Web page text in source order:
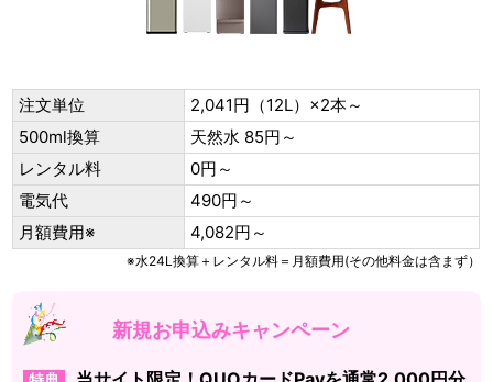
注文単位
2,041円（12L）×2本～
500ml換算
天然水 85円～
レンタル料
0円～
電気代
490円～
月額費用※
4,082円～
※水24L換算＋レンタル料＝月額費用(その他料金は含まず）
新規お申込みキャンペーン